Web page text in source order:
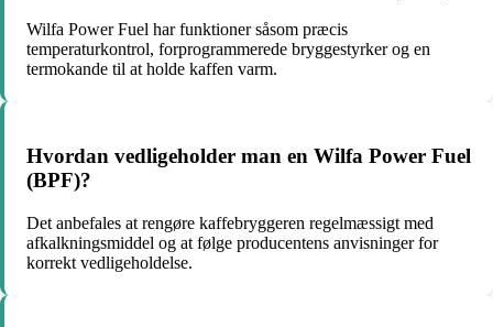
Wilfa Power Fuel har funktioner såsom præcis
temperaturkontrol, forprogrammerede bryggestyrker og en
termokande til at holde kaffen varm.
Hvordan vedligeholder man en Wilfa Power Fuel
(BPF)?
Det anbefales at rengøre kaffebryggeren regelmæssigt med
afkalkningsmiddel og at følge producentens anvisninger for
korrekt vedligeholdelse.